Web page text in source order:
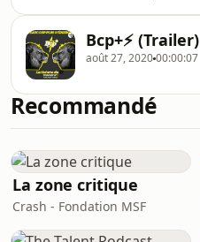
Bcp+⚡️ (Trailer)
août 27, 202000:00:07
Recommandé
La zone critique
Crash - Fondation MSF